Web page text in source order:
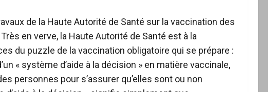
de la Haute Autorité de Santé sur la vaccination des
en verve, la Haute Autorité de Santé est à la
du puzzle de la vaccination obligatoire qui se prépare :
« système d’aide à la décision » en matière vaccinale,
personnes pour s’assurer qu’elles sont ou non